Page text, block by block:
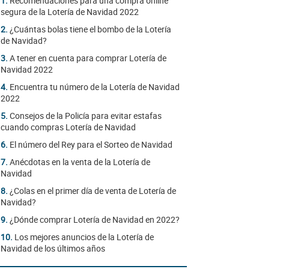
segura de la Lotería de Navidad 2022
2. ¿Cuántas bolas tiene el bombo de la Lotería
de Navidad?
3. A tener en cuenta para comprar Lotería de
Navidad 2022
4. Encuentra tu número de la Lotería de Navidad
2022
5. Consejos de la Policía para evitar estafas
cuando compras Lotería de Navidad
6. El número del Rey para el Sorteo de Navidad
7. Anécdotas en la venta de la Lotería de
Navidad
8. ¿Colas en el primer día de venta de Lotería de
Navidad?
9. ¿Dónde comprar Lotería de Navidad en 2022?
10. Los mejores anuncios de la Lotería de
Navidad de los últimos años